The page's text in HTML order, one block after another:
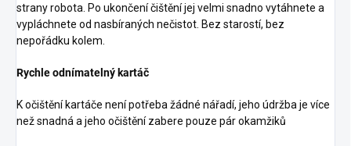
strany robota. Po ukončení čištění jej velmi snadno vytáhnete a
vypláchnete od nasbíraných nečistot. Bez starostí, bez
nepořádku kolem.
Rychle odnímatelný kartáč
K očištění kartáče není potřeba žádné nářadí, jeho údržba je více
než snadná a jeho očištění zabere pouze pár okamžiků